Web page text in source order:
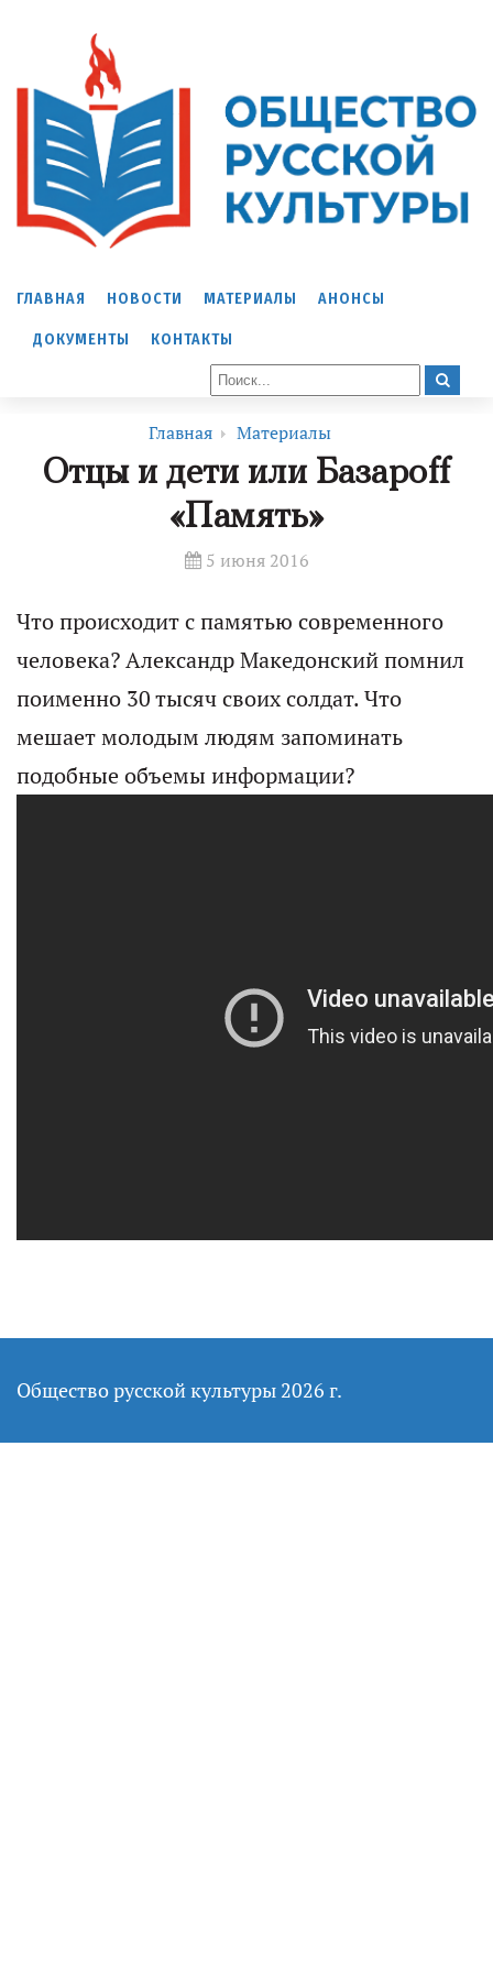
ГЛАВНАЯ НОВОСТИ МАТЕРИАЛЫ АНОНСЫ
ДОКУМЕНТЫ КОНТАКТЫ
Главная Материалы
Отцы и дети или Базарoff
«Память»
5 июня 2016
Что происходит с памятью современного
человека? Александр Македонский помнил
поименно 30 тысяч своих солдат. Что
мешает молодым людям запоминать
подобные объемы информации?
Общество русской культуры 2026 г.